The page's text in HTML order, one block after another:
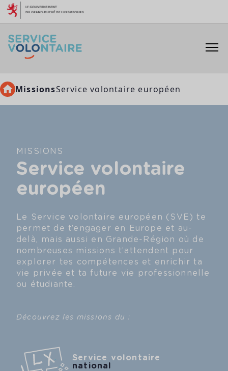
Aller au contenu
MissionsService volontaire européen
MISSIONS
Service volontaire
européen
Le Service volontaire européen (SVE) te
permet de t’engager en Europe et au-
delà, mais aussi en Grande-Région où de
nombreuses missions t’attendent pour
explorer tes compétences et enrichir ta
vie privée et ta future vie professionnelle
ou étudiante.
Découvrez les missions du :
Service volontaire
national